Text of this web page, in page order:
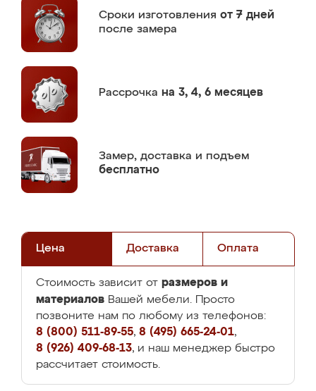
Сроки изготовления от 7 дней
после замера
Рассрочка на 3, 4, 6 месяцев
Замер, доставка и подъем
бесплатно
Цена Доставка Оплата
Стоимость зависит от размеров и
материалов Вашей мебели. Просто
позвоните нам по любому из телефонов:
8 (800) 511-89-55, 8 (495) 665-24-01,
8 (926) 409-68-13, и наш менеджер быстро
рассчитает стоимость.